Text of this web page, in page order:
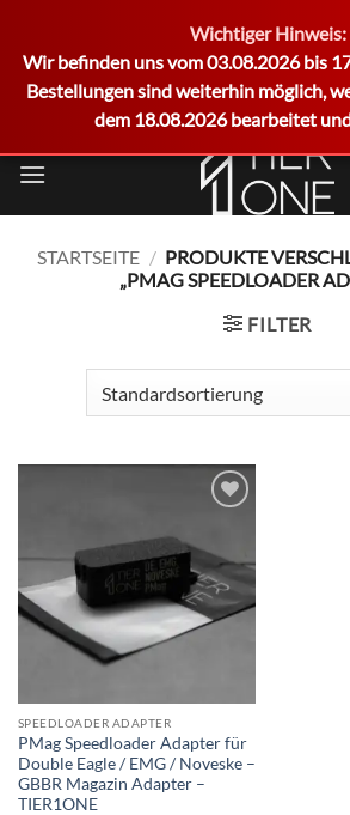
Wichtiger Hinweis:
Wir befinden uns vom 03.08.2026 bis
Bestellungen sind weiterhin möglich,
dem 18.08.2026 bearbeitet
Inhalt
STARTSEITE / PRODUKTE
„PMAG SPEEDLOADER
FILTER
SPEEDLOADER ADAPTER
PMag Speedloader Adapter für
Double Eagle / EMG / Noveske –
GBBR Magazin Adapter –
TIER1ONE